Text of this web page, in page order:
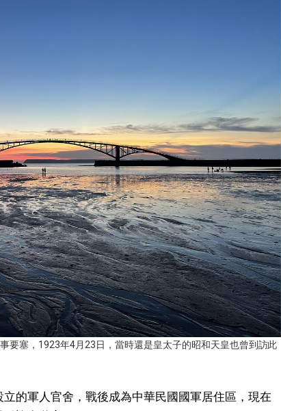
要塞，1923年4月23日，當時還是皇太子的昭和天皇也曾到訪此
的軍人官舍，戰後成為中華民國國軍居住區，現在